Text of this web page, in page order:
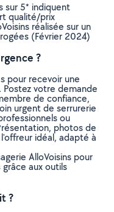
sur 5* indiquent
qualité/prix
réalisée sur un
(Février 2024)
?
pour recevoir une
votre demande
de confiance,
urgent de serrurerie
ou
photos de
idéal, adapté à
AlloVoisins pour
aux outils
?